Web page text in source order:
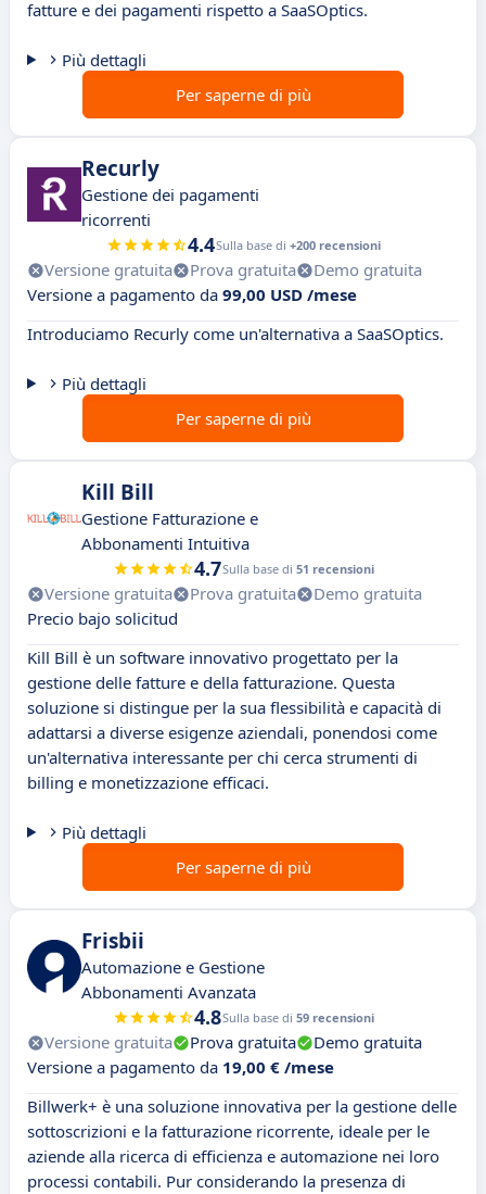
fatture e dei pagamenti rispetto a SaaSOptics.
Più dettagli
Per saperne di più
Recurly
Gestione dei pagamenti
ricorrenti
4.4Sulla base di +200 recensioni
Versione gratuita Prova gratuita
Demo gratuita
Versione a pagamento da 99,00 USD /mese
Introduciamo Recurly come un'alternativa a SaaSOptics.
Più dettagli
Per saperne di più
Kill Bill
Gestione Fatturazione e
Abbonamenti Intuitiva
4.7Sulla base di 51 recensioni
Versione gratuita Prova gratuita
Demo gratuita
Precio bajo solicitud
Kill Bill è un software innovativo progettato per la
gestione delle fatture e della fatturazione. Questa
soluzione si distingue per la sua flessibilità e capacità di
adattarsi a diverse esigenze aziendali, ponendosi come
un'alternativa interessante per chi cerca strumenti di
billing e monetizzazione efficaci.
Più dettagli
Per saperne di più
Frisbii
Automazione e Gestione
Abbonamenti Avanzata
4.8Sulla base di 59 recensioni
Versione gratuita Prova gratuita
Demo gratuita
Versione a pagamento da 19,00 € /mese
Billwerk+ è una soluzione innovativa per la gestione delle
sottoscrizioni e la fatturazione ricorrente, ideale per le
aziende alla ricerca di efficienza e automazione nei loro
processi contabili. Pur considerando la presenza di